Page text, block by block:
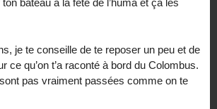
bateau à la fète de l’huma et ça les
je te conseille de te reposer un peu et de
ce qu’on t’a raconté à bord du Colombus.
pas vraiment passées comme on te